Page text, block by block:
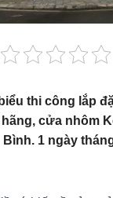
thi công lắp
cửa nhôm
Bình. 1 ngày